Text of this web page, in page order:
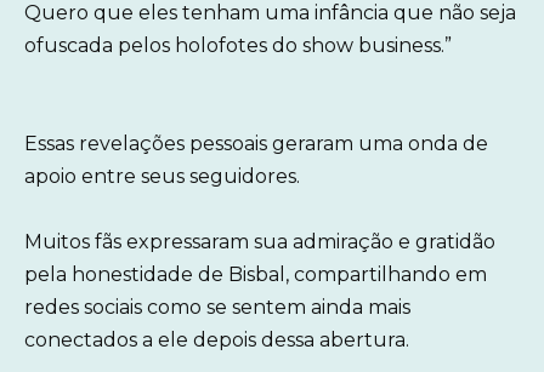
Quero que eles tenham uma infância que não seja
ofuscada pelos holofotes do show business.”
Essas revelações pessoais geraram uma onda de
apoio entre seus seguidores.
Muitos fãs expressaram sua admiração e gratidão
pela honestidade de Bisbal, compartilhando em
redes sociais como se sentem ainda mais
conectados a ele depois dessa abertura.